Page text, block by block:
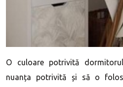
O culoare potrivită
nuanța potrivită și să o